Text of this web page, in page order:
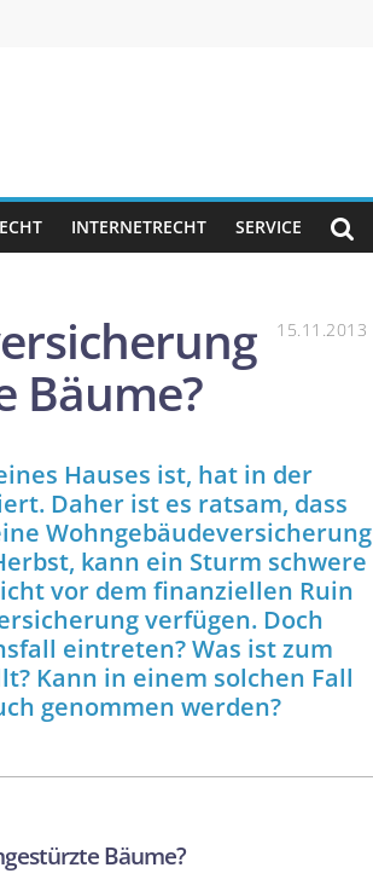
INTERNETRECHT SERVICE
15.11.2013
Bäume?
Hauses ist, hat in der
Daher ist es ratsam, dass
Wohngebäudeversicherung
kann ein Sturm schwere
vor dem finanziellen Ruin
verfügen. Doch
eintreten? Was ist zum
Kann in einem solchen Fall
genommen werden?
Bäume?